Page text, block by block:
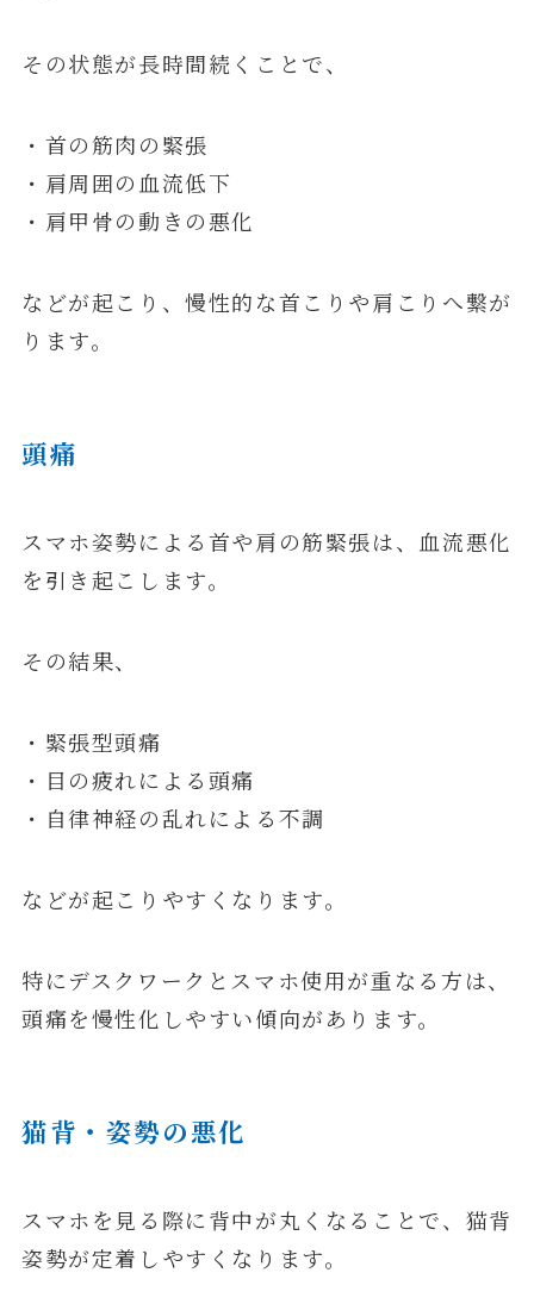
その状態が長時間続くことで、
・首の筋肉の緊張
・肩周囲の血流低下
・肩甲骨の動きの悪化
などが起こり、慢性的な首こりや肩こりへ繋が
ります。
頭痛
スマホ姿勢による首や肩の筋緊張は、血流悪化
を引き起こします。
その結果、
・緊張型頭痛
・目の疲れによる頭痛
・自律神経の乱れによる不調
などが起こりやすくなります。
特にデスクワークとスマホ使用が重なる方は、
頭痛を慢性化しやすい傾向があります。
猫背・姿勢の悪化
スマホを見る際に背中が丸くなることで、猫背
姿勢が定着しやすくなります。